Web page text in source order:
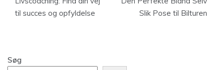
til succes og opfyldelse
Slik Pose til Bilturen
Søg